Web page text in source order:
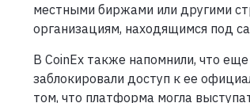
местными биржами или другими
организациям, находящимся под
В CoinEx также напомнили, что
заблокировали доступ к ее
том, что платформа могла